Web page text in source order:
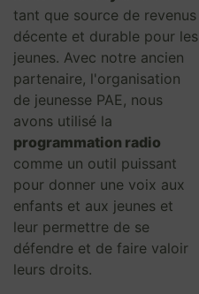
tant que source de revenus
décente et durable pour les
jeunes. Avec notre ancien
partenaire, l'organisation
de jeunesse PAE, nous
avons utilisé la
programmation radio
comme un outil puissant
pour donner une voix aux
enfants et aux jeunes et
leur permettre de se
défendre et de faire valoir
leurs droits.